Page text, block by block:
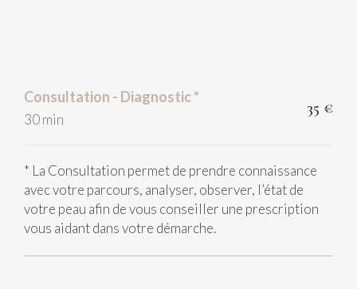
Consultation - Diagnostic *
30 min
35 €
* La Consultation permet de prendre connaissance
avec votre parcours, analyser, observer, l’état de
votre peau afin de vous conseiller une prescription
vous aidant dans votre démarche.